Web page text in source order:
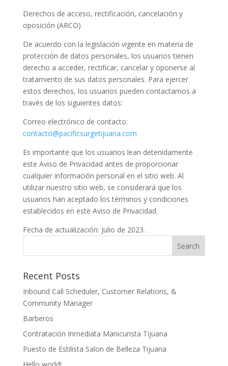
Derechos de acceso, rectificación, cancelación y
oposición (ARCO)
De acuerdo con la legislación vigente en materia de
protección de datos personales, los usuarios tienen
derecho a acceder, rectificar, cancelar y oponerse al
tratamiento de sus datos personales. Para ejercer
estos derechos, los usuarios pueden contactarnos a
través de los siguientes datos:
Correo electrónico de contacto:
contacto@pacificsurgetijuana.com
Es importante que los usuarios lean detenidamente
este Aviso de Privacidad antes de proporcionar
cualquier información personal en el sitio web. Al
utilizar nuestro sitio web, se considerará que los
usuarios han aceptado los términos y condiciones
establecidos en este Aviso de Privacidad.
Fecha de actualización: Julio de 2023.
Recent Posts
Inbound Call Scheduler, Customer Relations, &
Community Manager
Barberos
Contratación Inmediata Manicurista Tijuana
Puesto de Estilista Salon de Belleza Tijuana